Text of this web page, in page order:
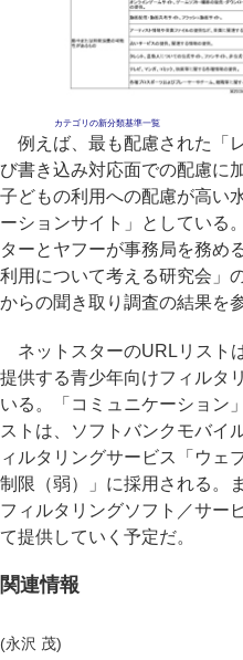
カテゴリの新分類基準一覧
例えば、最も配慮された「
び書き込み対応面での配慮に
子どもの利用への配慮が高い
ーションサイト」としている
ターとヤフーが事務局を務め
利用について考える研究会」
からの聞き取り調査の結果を
ネットスターのURLリスト
提供する青少年向けフィルタ
いる。「コミュニケーション
ストは、ソフトバンクモバイ
ィルタリングサービス「ウェ
制限（弱）」に採用される。
フィルタリングソフト／サー
て提供していく予定だ。
関連情報
(永沢 茂)